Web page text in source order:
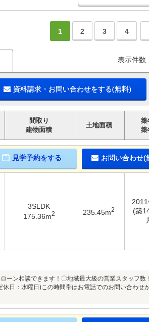
1 2 3 4
表示件数
資料請求・お問い合わせをする(無料)
間取り
建物面積
土地面積
築
築
見学予約をする お問い合わせ(
3SLDK
175.36m2 235.45m2
2011
(築
ーン相談できます！〇地域最大級の営業スタッフ数
日：水曜日)この時間帯はお電話でのお問い合わせ